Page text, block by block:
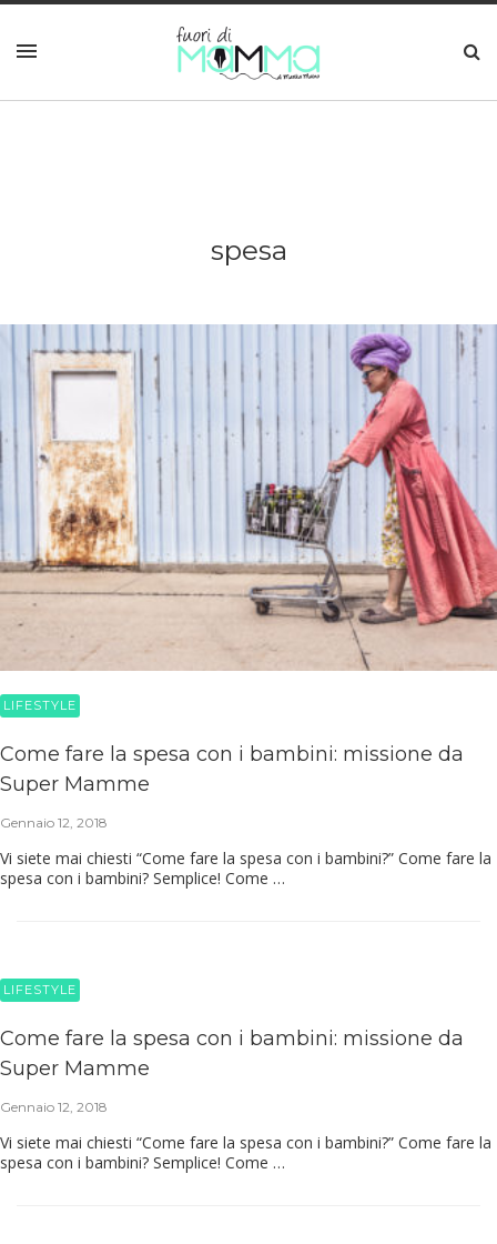
spesa
LIFESTYLE
Come fare la spesa con i bambini: missione da
Super Mamme
Gennaio 12, 2018
Vi siete mai chiesti “Come fare la spesa con i bambini?” Come fare la
spesa con i bambini? Semplice! Come …
LIFESTYLE
Come fare la spesa con i bambini: missione da
Super Mamme
Gennaio 12, 2018
Vi siete mai chiesti “Come fare la spesa con i bambini?” Come fare la
spesa con i bambini? Semplice! Come …